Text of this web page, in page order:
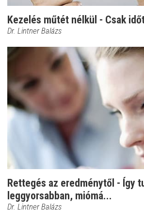
Kezelés műtét nélkül - Csak
Dr. Lintner Balázs
Rettegés az eredménytől - Így
leggyorsabban, miómá...
Dr. Lintner Balázs